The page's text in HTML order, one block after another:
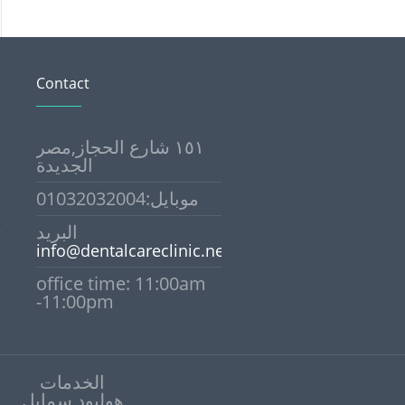
Contact
١٥١ شارع الحجاز,مصر
الجديدة
موبايل:01032032004
البريد
info@dentalcareclinic.net
office time: 11:00am
-11:00pm
الخدمات